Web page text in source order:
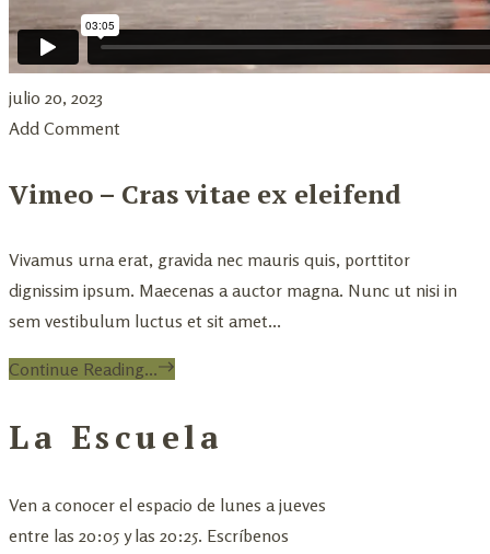
julio 20, 2023
Add Comment
Vimeo – Cras vitae ex eleifend
Vivamus urna erat, gravida nec mauris quis, porttitor
dignissim ipsum. Maecenas a auctor magna. Nunc ut nisi in
sem vestibulum luctus et sit amet...
Continue Reading...
La Escuela
Ven a conocer el espacio de lunes a jueves
entre las 20:05 y las 20:25. Escríbenos